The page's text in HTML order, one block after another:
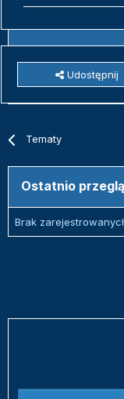
Udostępnij
Tematy
Ostatnio
Brak